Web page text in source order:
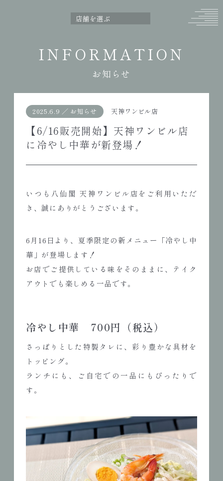
INFORMATION
お知らせ
2025.6.9 ／ お知らせ 天神ワンビル店
【6/16販売開始】天神ワンビル店
に冷やし中華が新登場！
いつも八仙閣 天神ワンビル店をご利用いただ
き、誠にありがとうございます。
6月16日より、夏季限定の新メニュー「冷やし中
華」が登場します！
お店でご提供している味をそのままに、テイク
アウトでも楽しめる一品です。
冷やし中華 700円（税込）
さっぱりとした特製タレに、彩り豊かな具材を
トッピング。
ランチにも、ご自宅での一品にもぴったりで
す。